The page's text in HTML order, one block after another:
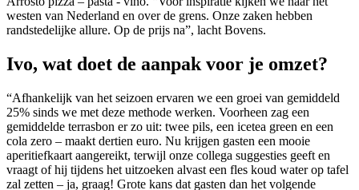
westen van Nederland en over de grens. Onze zaken hebben
randstedelijke allure. Op de prijs na”, lacht Bovens.
Ivo, wat doet de aanpak voor je omzet?
“Afhankelijk van het seizoen ervaren we een groei van gemiddeld
25% sinds we met deze methode werken. Voorheen zag een
gemiddelde terrasbon er zo uit: twee pils, een icetea green en een
cola zero – maakt dertien euro. Nu krijgen gasten een mooie
aperitiefkaart aangereikt, terwijl onze collega suggesties geeft en
vraagt of hij tijdens het uitzoeken alvast een fles koud water op tafel
zal zetten – ja, graag! Grote kans dat gasten dan het volgende